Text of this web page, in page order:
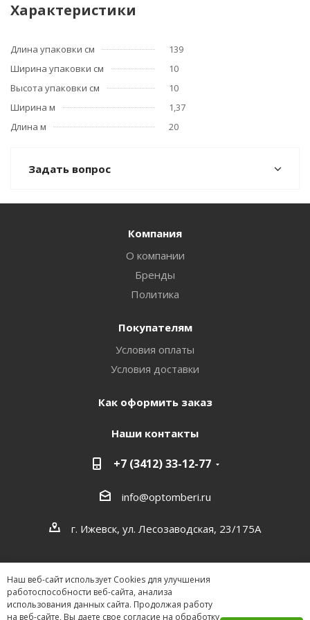
Характеристики
Длина упаковки см
139
Ширина упаковки см
10
Высота упаковки см
10
Ширина м
1,37
Длина м
20
Задать вопрос
Наш веб-сайт использует Cookies для улучшения
работоспособности веб-сайта, анализа
использования данных сайта. Продолжая работу
на веб-сайте, Вы даете свое согласие на обработку
Компания
О компании
Бренды
Политика
Покупателям
Условия оплаты
Условия доставки
Как оформить заказ
Наши контакты
+7 (3412) 33-12-77
info@optomberi.ru
г. Ижевск, ул. Лесозаводская, 23/175А